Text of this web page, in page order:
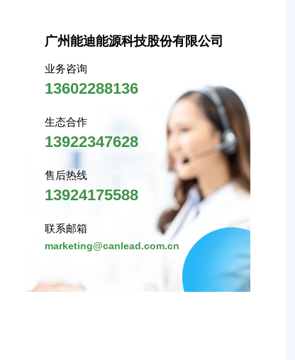
管理与数字化能效建设。
广州能迪能源科技股份有限公司
业务咨询
13602288136
生态合作
13922347628
售后热线
13924175588
联系邮箱
marketing@canlead.com.cn